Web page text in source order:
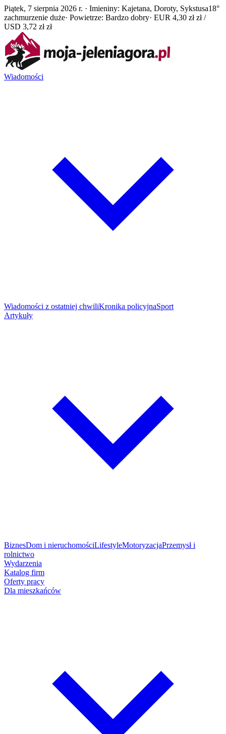
Piątek, 7 sierpnia 2026 r. · Imieniny: Kajetana, Doroty, Sykstusa18°
zachmurzenie duże· Powietrze: Bardzo dobry· EUR 4,30 zł zł /
USD 3,72 zł zł
Wiadomości
Wiadomości z ostatniej chwiliKronika policyjnaSport
Artykuły
BiznesDom i nieruchomościLifestyleMotoryzacjaPrzemysł i
rolnictwo
Wydarzenia
Katalog firm
Oferty pracy
Dla mieszkańców